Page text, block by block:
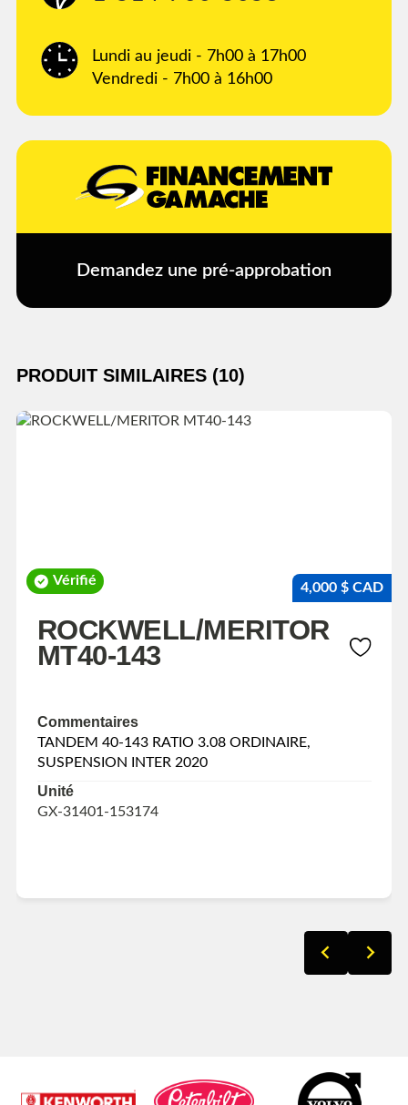
Lundi au jeudi - 7h00 à 17h00
Vendredi - 7h00 à 16h00
Demandez une pré-approbation
PRODUIT SIMILAIRES (10)
Vérifié 4,000 $ CAD
ROCKWELL/MERITOR
MT40-143
Commentaires
TANDEM 40-143 RATIO 3.08 ORDINAIRE,
SUSPENSION INTER 2020
Unité
GX-31401-153174